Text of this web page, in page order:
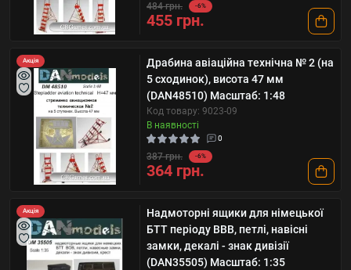
484 грн. -6%
455 грн.
Акція
Драбина авіаційна технічна № 2 (на
5 сходинок), висота 47 мм
(DAN48510) Масштаб: 1:48
Код товару: 9023-09
В наявності
0
387 грн. -6%
364 грн.
Акція
Надмоторні ящики для німецької
БТТ періоду ВВВ, петлі, навісні
замки, декалі - знак дивізії
(DAN35505) Масштаб: 1:35